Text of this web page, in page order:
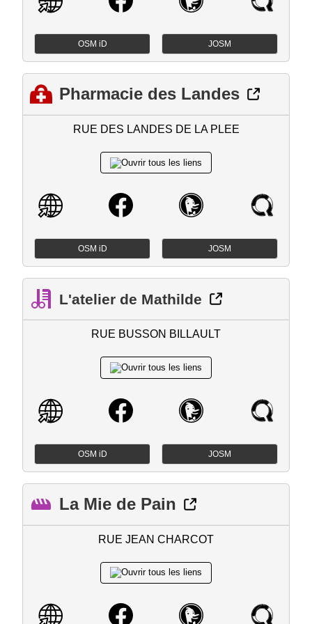
OSM iD JOSM
Pharmacie des Landes
RUE DES LANDES DE LA PLEE
OSM iD JOSM
L'atelier de Mathilde
RUE BUSSON BILLAULT
OSM iD JOSM
La Mie de Pain
RUE JEAN CHARCOT